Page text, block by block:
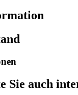
Sie auch